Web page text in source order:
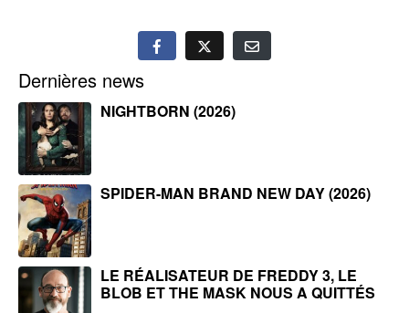
Dernières news
NIGHTBORN (2026)
SPIDER-MAN BRAND NEW DAY (2026)
LE RÉALISATEUR DE FREDDY 3, LE
BLOB ET THE MASK NOUS A QUITTÉS